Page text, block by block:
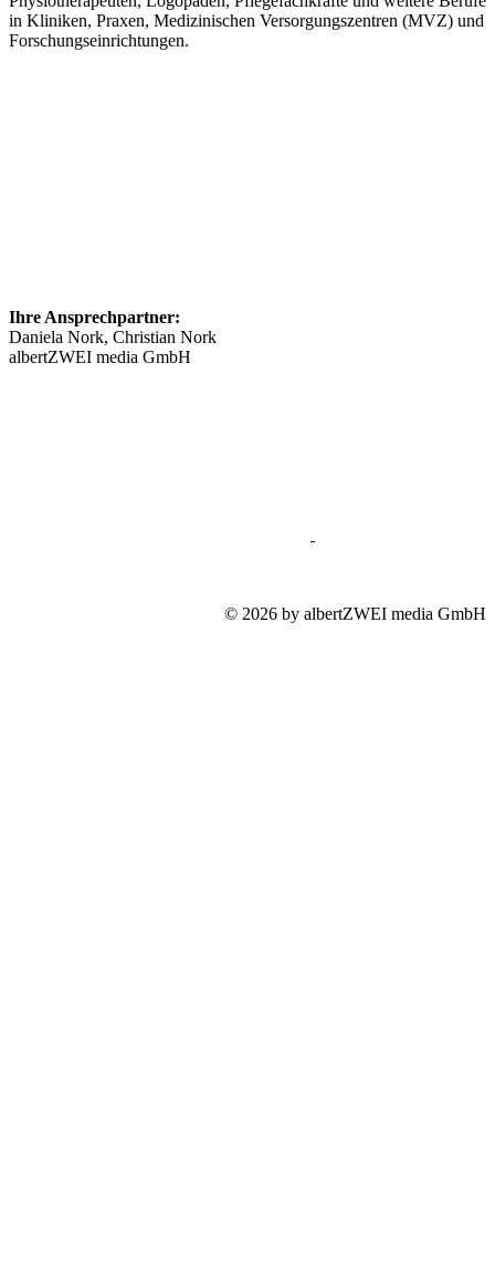
in Kliniken, Praxen, Medizinischen Versorgungszentren (MVZ) und
Forschungseinrichtungen.
Ihre Ansprechpartner:
Daniela Nork, Christian Nork
albertZWEI media GmbH
© 2026 by albertZWEI media GmbH